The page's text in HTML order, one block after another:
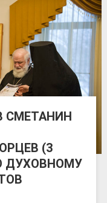
СМЕТАНИН
(3
ДУХОВНОМУ